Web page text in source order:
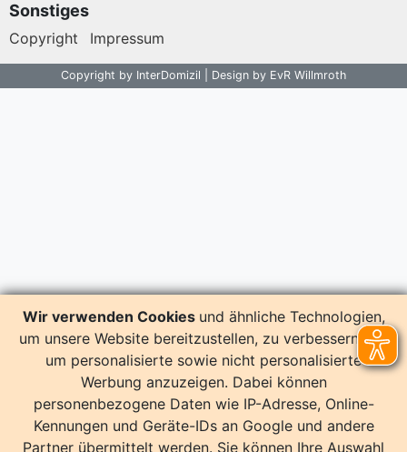
Sonstiges
Copyright Impressum
Copyright by InterDomizil | Design by EvR Willmroth
Wir verwenden Cookies und ähnliche Technologien,
um unsere Website bereitzustellen, zu verbessern und
um personalisierte sowie nicht personalisierte
Werbung anzuzeigen. Dabei können
personenbezogene Daten wie IP-Adresse, Online-
Kennungen und Geräte-IDs an Google und andere
Partner übermittelt werden. Sie können Ihre Auswahl